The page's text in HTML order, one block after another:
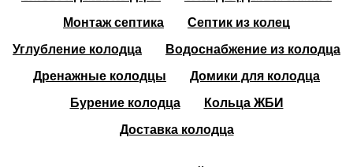
Монтаж септика
Септик из колец
Углубление колодца
Водоснабжение из колодца
Дренажные колодцы
Домики для колодца
Бурение колодца
Кольца ЖБИ
Доставка колодца